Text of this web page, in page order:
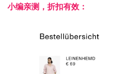
小编亲测，折扣有效：